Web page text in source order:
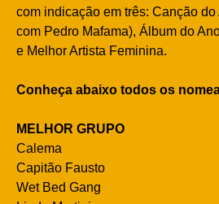
com indicação em três: Canção do
com Pedro Mafama), Álbum do
e Melhor Artista Feminina.
Conheça abaixo todos os
MELHOR GRUPO
Calema
Capitão Fausto
Wet Bed Gang